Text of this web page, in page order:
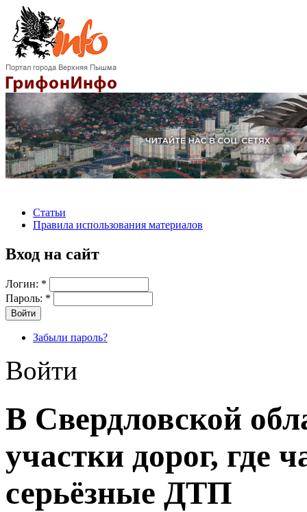
Статьи
Правила использования материалов
Вход на сайт
Логин: *
Пароль: *
Забыли пароль?
Войти
В Свердловской
участки дорог, где
серьёзные ДТП